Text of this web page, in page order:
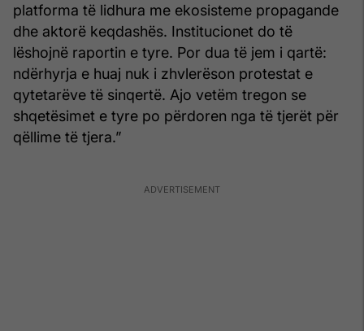
platforma të lidhura me ekosisteme propagande
dhe aktorë keqdashës. Institucionet do të
lëshojnë raportin e tyre. Por dua të jem i qartë:
ndërhyrja e huaj nuk i zhvlerëson protestat e
qytetarëve të sinqertë. Ajo vetëm tregon se
shqetësimet e tyre po përdoren nga të tjerët për
qëllime të tjera.”